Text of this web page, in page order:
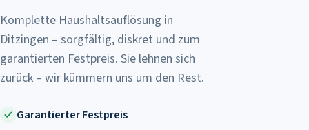
Komplette Haushaltsauflösung in
Ditzingen – sorgfältig, diskret und zum
garantierten Festpreis. Sie lehnen sich
zurück – wir kümmern uns um den Rest.
Garantierter Festpreis